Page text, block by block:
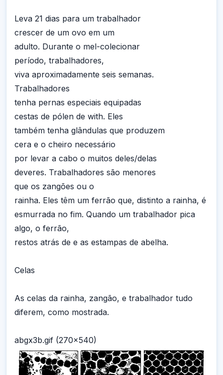
Leva 21 dias para um trabalhador
crescer de um ovo em um
adulto. Durante o mel-colecionar
período, trabalhadores,
viva aproximadamente seis semanas.
Trabalhadores
tenha pernas especiais equipadas
cestas de pólen de with. Eles
também tenha glândulas que produzem
cera e o cheiro necessário
por levar a cabo o muitos deles/delas
deveres. Trabalhadores são menores
que os zangões ou o
rainha. Eles têm um ferrão que, distinto a rainha, é
esmurrada no fim. Quando um trabalhador pica
algo, o ferrão,
restos atrás de e as estampas de abelha.
Celas
As celas da rainha, zangão, e trabalhador tudo
diferem, como mostrada.
abgx3b.gif (270x540)